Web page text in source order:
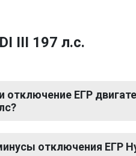
III 197 л.с.
отключение ЕГР
отключения ЕГР